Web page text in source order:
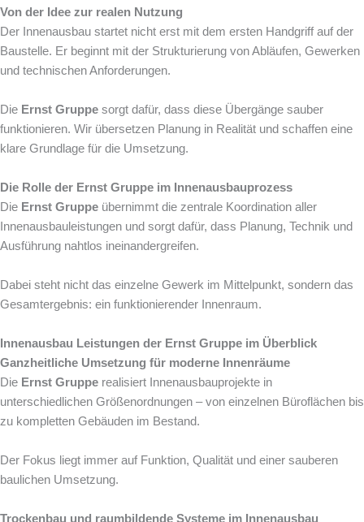
Von der Idee zur realen Nutzung
Der Innenausbau startet nicht erst mit dem ersten Handgriff auf der
Baustelle. Er beginnt mit der Strukturierung von Abläufen, Gewerken
und technischen Anforderungen.
Die Ernst Gruppe sorgt dafür, dass diese Übergänge sauber
funktionieren. Wir übersetzen Planung in Realität und schaffen eine
klare Grundlage für die Umsetzung.
Die Rolle der Ernst Gruppe im Innenausbauprozess
Die Ernst Gruppe übernimmt die zentrale Koordination aller
Innenausbauleistungen und sorgt dafür, dass Planung, Technik und
Ausführung nahtlos ineinandergreifen.
Dabei steht nicht das einzelne Gewerk im Mittelpunkt, sondern das
Gesamtergebnis: ein funktionierender Innenraum.
Innenausbau Leistungen der Ernst Gruppe im Überblick
Ganzheitliche Umsetzung für moderne Innenräume
Die Ernst Gruppe realisiert Innenausbauprojekte in
unterschiedlichen Größenordnungen – von einzelnen Büroflächen bis
zu kompletten Gebäuden im Bestand.
Der Fokus liegt immer auf Funktion, Qualität und einer sauberen
baulichen Umsetzung.
Trockenbau und raumbildende Systeme im Innenausbau